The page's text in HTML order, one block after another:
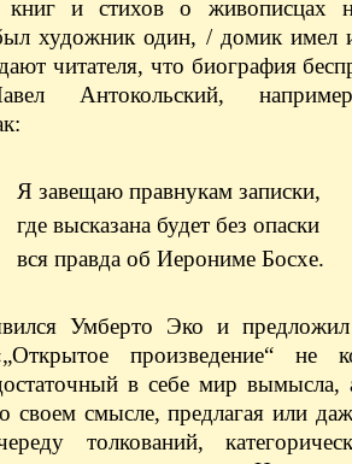
книг и стихов о живописцах
художник один, / домик имел
читателя, что биография
Антокольский,
Я завещаю правнукам записки,
где высказана будет без опаски
вся правда об Иерониме Босхе.
Умберто Эко и
произведение“ не
в себе мир вымысла,
своем смысле, предлагая или
толкований,